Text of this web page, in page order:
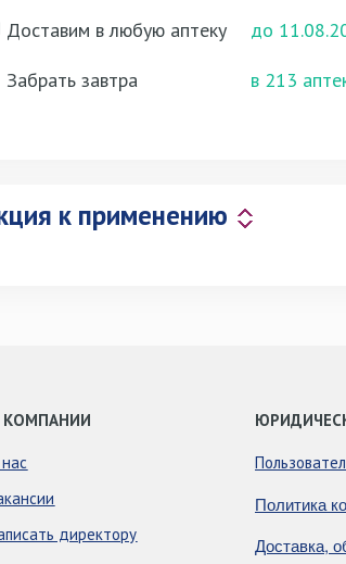
Доставим в любую аптеку
до
Забрать завтра
в 213
к применению
КОМПАНИИ
директору
Политика
Доставка,